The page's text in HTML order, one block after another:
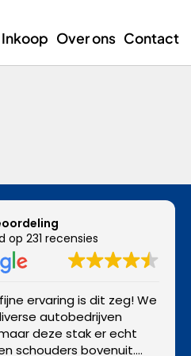
Inkoop Over ons Contact
op 231 recensies
ervaring is dit zeg! We
autobedrijven
deze stak er echt
schouders bovenuit.